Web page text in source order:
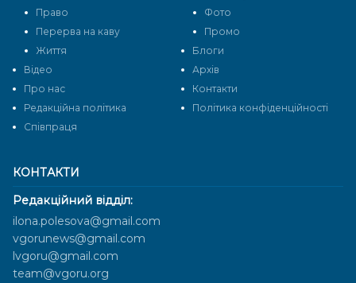
КОНТАКТИ
Редакційний відділ:
ilona.polesova@gmail.com
vgorunews@gmail.com
lvgoru@gmail.com
team@vgoru.org
Право
Фото
Перерва на каву
Промо
Життя
Блоги
Відео
Архів
Про нас
Контакти
Редакційна політика
Політика конфіденційності
Cпівпраця